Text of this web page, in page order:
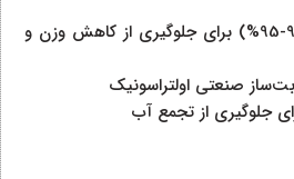
حفظ رطوبت نسبی بالا (90-95%) برای جلوگیری از کاهش وزن و
صنعتی اولتراسونیک
جلوگیری از تجمع آب